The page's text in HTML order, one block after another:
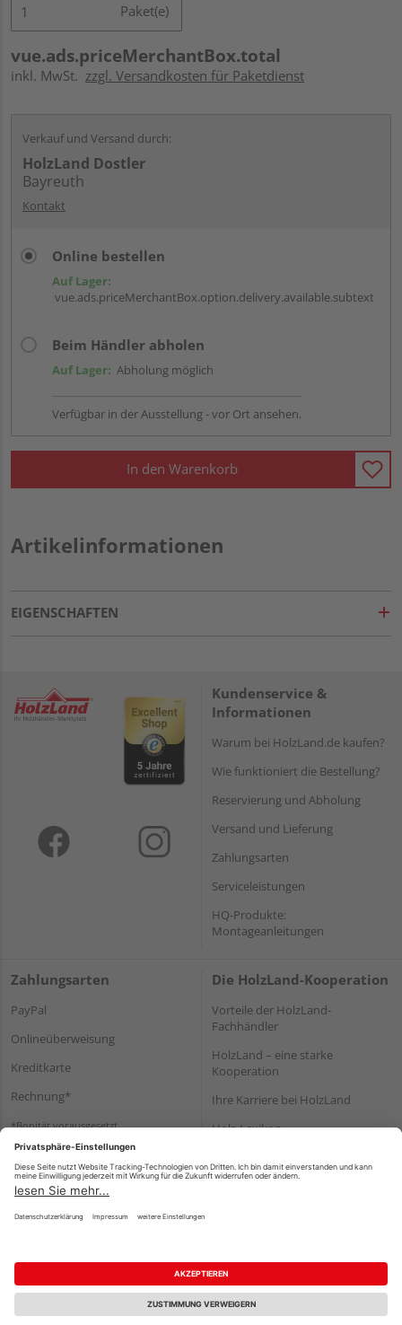
Paket(e)
vue.ads.priceMerchantBox.total
inkl. MwSt. zzgl. Versandkosten für Paketdienst
Verkauf und Versand durch:
HolzLand Dostler
Bayreuth
Kontakt
Online bestellen
Auf Lager:
vue.ads.priceMerchantBox.option.delivery.available.subtext
Beim Händler abholen
Auf Lager: Abholung möglich
Verfügbar in der Ausstellung - vor Ort ansehen.
In den Warenkorb
Artikelinformationen
EIGENSCHAFTEN
Kundenservice &
Informationen
Warum bei HolzLand.de kaufen?
Wie funktioniert die Bestellung?
Reservierung und Abholung
Versand und Lieferung
Zahlungsarten
Serviceleistungen
HQ-Produkte:
Montageanleitungen
Zahlungsarten
PayPal
Onlineüberweisung
Kreditkarte
Rechnung*
*Bonität vorausgesetzt
Die HolzLand-Kooperation
Vorteile der HolzLand-
Fachhändler
HolzLand – eine starke
Kooperation
Ihre Karriere bei HolzLand
Holz-Lexikon
Impressum Datenschutz
Nutzungsbedingungen
Barrierefreiheitserklärung
Vertrag widerrufen